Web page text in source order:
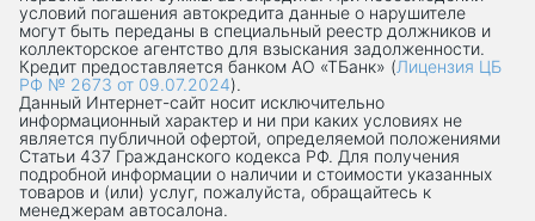
условий погашения автокредита данные о нарушителе
могут быть переданы в специальный реестр должников и
коллекторское агентство для взыскания задолженности.
Кредит предоставляется банком АО «ТБанк» (Лицензия ЦБ
РФ № 2673 от 09.07.2024).
Данный Интернет-сaйт носит исключительно
информационный характер и ни при каких условиях не
является публичной офертой, определяемой положениями
Статьи 437 Гражданского кодекса РФ. Для получения
подробной информации о наличии и стоимости указанных
товаров и (или) услуг, пожалуйста, обращайтесь к
менеджерам автосалона.